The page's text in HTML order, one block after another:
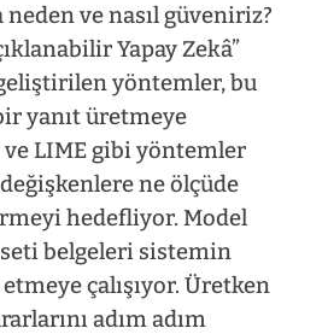
ve nasıl güveniriz?
Yapay Zekâ”
geliştirilen yöntemler, bu
yanıt üretmeye
ve LIME gibi yöntemler
ne ölçüde
hedefliyor. Model
belgeleri sistemin
etmeye çalışıyor. Üretken
adım adım